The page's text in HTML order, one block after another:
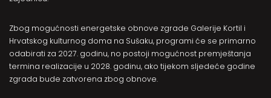
Zbog mogućnosti energetske obnove zgrade Galerije Kortil i
Hrvatskog kulturnog doma na Sušaku, programi će se primarno
odabirati za 2027. godinu, no postoji mogućnost premještanja
termina realizacije u 2028. godinu, ako tijekom sljedeće godine
zgrada bude zatvorena zbog obnove.